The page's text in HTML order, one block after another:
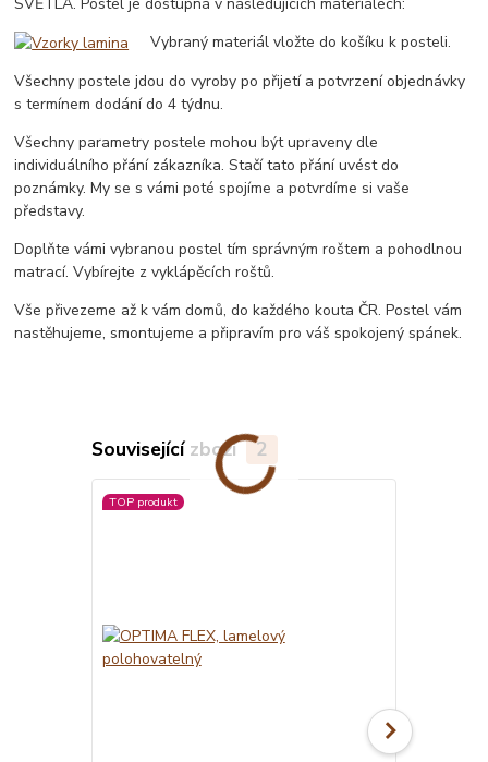
Vybraný materiál vložte do košíku k posteli.
Všechny postele jdou do vyroby po přijetí a potvrzení objednávky
s termínem dodání do 4 týdnu.
Všechny parametry postele mohou být upraveny dle
individuálního přání zákazníka. Stačí tato přání uvést do
poznámky. My se s vámi poté spojíme a potvrdíme si vaše
představy.
Doplňte vámi vybranou postel tím správným roštem a pohodlnou
matrací. Vybírejte z vyklápěcích roštů.
Vše přivezeme až k vám domů, do každého kouta ČR. Postel vám
nastěhujeme, smontujeme a připravím pro váš spokojený spánek.
Související zboží 2
TOP produkt